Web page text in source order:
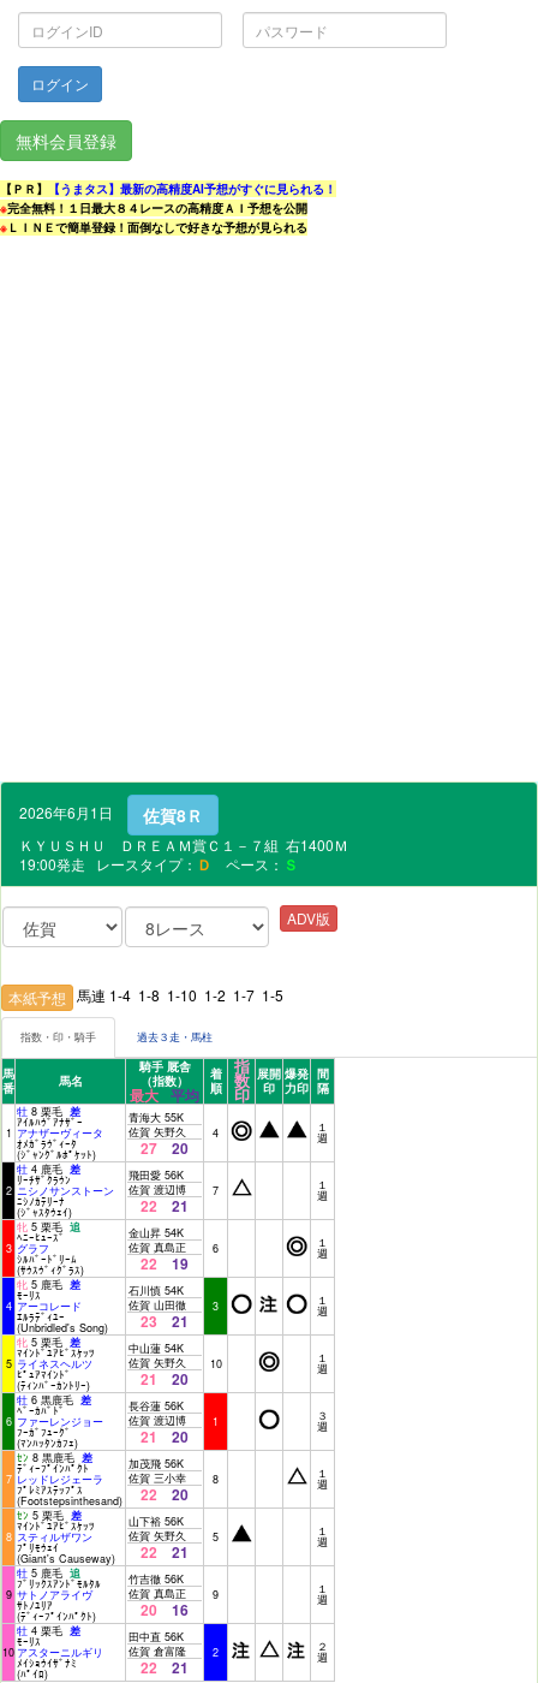
ロ
イ
ン
ID
パ
ス
ワ
無料会員登録
【ＰＲ】
【うまタス】最新の高精度AI予想がすぐに見られる！
※完全無料！１日最大８４レースの高精度ＡＩ予想を公開
※ ＬＩＮＥで簡単登録！面倒なしで好きな予想が見られる
2026年6月1日 佐賀8Ｒ
ＫＹＵＳＨＵ ＤＲＥＡＭ賞Ｃ１－７組 右1400Ｍ
19:00発走 レースタイプ： Ｄ ペース： Ｓ
ADV版
本紙予想 馬連 1-4 1-8 1-10 1-2 1-7 1-5
指数・印・騎手 過去３走・馬柱
馬
番
馬名
騎手 厩舎
（指数）
最大 平均
着
順
指
数
印
展開
印
爆発
力印
間
隔
1
牡 8 栗毛 差
ｱｲﾙﾊｳﾞｱﾅｻﾞｰ
アナザーヴィータ
ｵﾒｶﾞﾗｳﾞｨｰﾀ
(ｼﾞｬﾝｸﾞﾙﾎﾟｹｯﾄ)
青海大 55K
佐賀 矢野久
27 20
4 １
週
2
牡 4 鹿毛 差
ﾘｰﾁｻﾞｸﾗｳﾝ
ニシノサンストーン
ﾆｼﾉｶﾃﾘｰﾅ
(ｼﾞｬｽﾀｳｪｲ)
飛田愛 56K
佐賀 渡辺博
22 21
7 １
週
3
牝 5 栗毛 追
ﾍﾆｰﾋｭｰｽﾞ
グラフ
ｼﾙﾊﾞｰﾄﾞﾘｰﾑ
(ｻｳｽｳﾞｨｸﾞﾗｽ)
金山昇 54K
佐賀 真島正
22 19
6 １
週
4
牝 5 鹿毛 差
ﾓｰﾘｽ
アーコレード
ｴﾙﾗﾃﾞｨﾕｰ
(Unbridled's Song)
石川慎 54K
佐賀 山田徹
23 21
3 １
週
5
牝 5 栗毛 差
ﾏｲﾝﾄﾞﾕｱﾋﾞｽｹｯﾂ
ライネスヘルツ
ﾋﾟｭｱﾏｲﾝﾄﾞ
(ﾃｨﾝﾊﾞｰｶﾝﾄﾘｰ)
中山蓮 54K
佐賀 矢野久
21 20
10 １
週
6
牡 6 黒鹿毛 差
ﾍﾞｰｶﾊﾞﾄﾞ
ファーレンジョー
ﾌｰｶﾞﾌｭｰｸﾞ
(ﾏﾝﾊｯﾀﾝｶﾌｪ)
長谷蓮 56K
佐賀 渡辺博
21 20
1 ３
週
7
ｾﾝ 8 黒鹿毛 差
ﾃﾞｨｰﾌﾟｲﾝﾊﾟｸﾄ
レッドレジェーラ
ﾌﾟﾚﾐｱｽﾃｯﾌﾟｽ
(Footstepsinthesand)
加茂飛 56K
佐賀 三小幸
22 20
8 １
週
8
ｾﾝ 5 栗毛 差
ﾏｲﾝﾄﾞﾕｱﾋﾞｽｹｯﾂ
スティルザワン
ﾌﾟﾘﾓｳｪｲ
(Giant's Causeway)
山下裕 56K
佐賀 矢野久
22 21
5 １
週
9
牡 5 鹿毛 追
ﾌﾞﾘｯｸｽｱﾝﾄﾞﾓﾙﾀﾙ
サトノアライヴ
ｻﾄﾉﾕﾘｱ
(ﾃﾞｨｰﾌﾟｲﾝﾊﾟｸﾄ)
竹吉徹 56K
佐賀 真島正
20 16
9 １
週
10
牡 4 栗毛 差
ﾓｰﾘｽ
アスターニルギリ
ﾒｲｼｮｳｲｻﾞﾅﾐ
(ﾊﾟｲﾛ)
田中直 56K
佐賀 倉富隆
22 21
2 ２
週